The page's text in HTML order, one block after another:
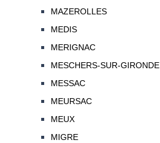
MAZEROLLES
MEDIS
MERIGNAC
MESCHERS-SUR-GIRONDE
MESSAC
MEURSAC
MEUX
MIGRE